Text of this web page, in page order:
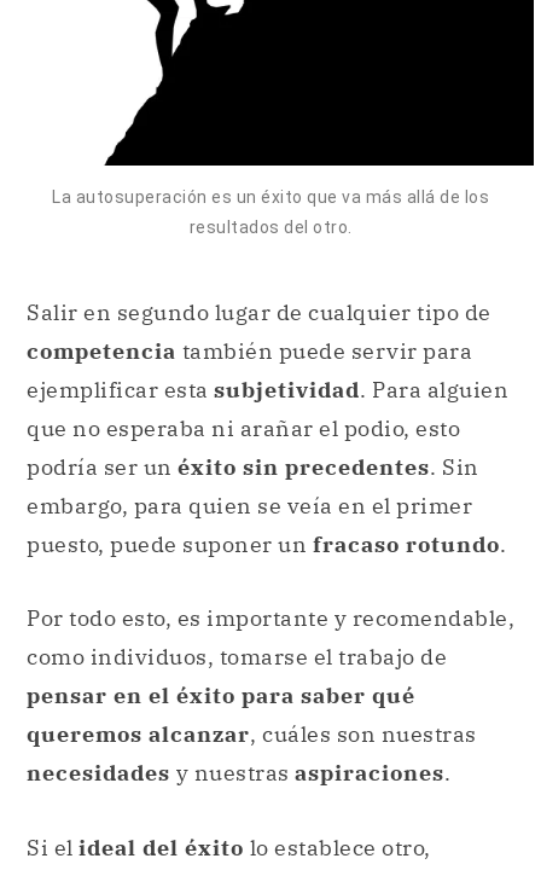
La autosuperación es un éxito que va más allá de los
resultados del otro.
Salir en segundo lugar de cualquier tipo de
competencia también puede servir para
ejemplificar esta subjetividad. Para alguien
que no esperaba ni arañar el podio, esto
podría ser un éxito sin precedentes. Sin
embargo, para quien se veía en el primer
puesto, puede suponer un fracaso rotundo.
Por todo esto, es importante y recomendable,
como individuos, tomarse el trabajo de
pensar en el éxito para saber qué
queremos alcanzar, cuáles son nuestras
necesidades y nuestras aspiraciones.
Si el ideal del éxito lo establece otro,